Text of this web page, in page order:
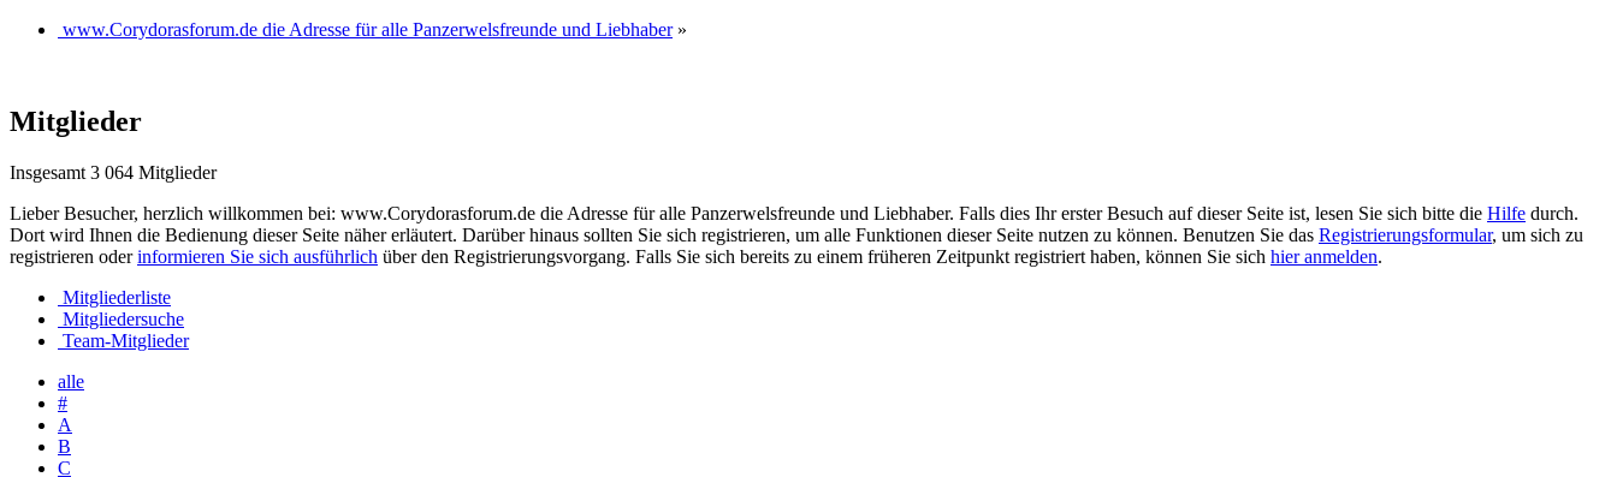
www.Corydorasforum.de die Adresse für alle Panzerwelsfreunde und Liebhaber»
Mitglieder
Insgesamt 3 064 Mitglieder
Lieber Besucher, herzlich willkommen bei: www.Corydorasforum.de die Adresse für alle Panzerwelsfreunde und Liebhaber. Falls dies Ihr erster Besuch auf dieser Seite ist, lesen Sie sich bitte die Hilfe durch.
Dort wird Ihnen die Bedienung dieser Seite näher erläutert. Darüber hinaus sollten Sie sich registrieren, um alle Funktionen dieser Seite nutzen zu können. Benutzen Sie das Registrierungsformular, um sich zu
registrieren oderinformieren Sie sich ausführlich über den Registrierungsvorgang. Falls Sie sich bereits zu einem früheren Zeitpunkt registriert haben, können Sie sich hier anmelden.
Mitgliederliste
Mitgliedersuche
Team-Mitglieder
alle
#
A
B
C